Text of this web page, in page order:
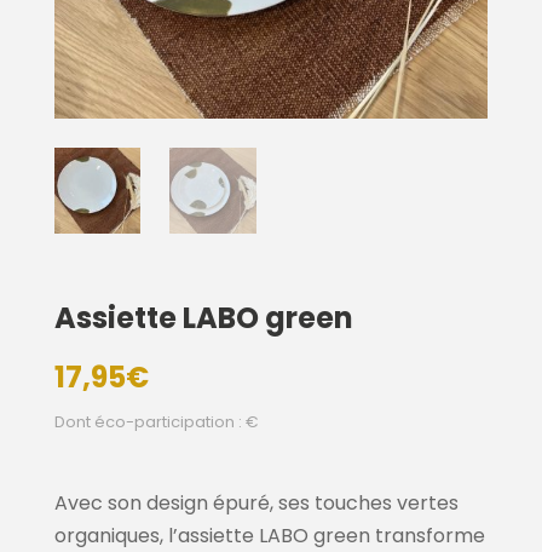
Assiette LABO green
17,95€
Dont éco-participation : €
Avec son design épuré, ses touches vertes
organiques, l’assiette LABO green transforme